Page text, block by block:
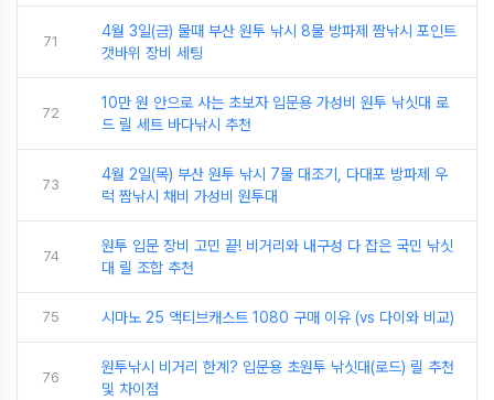
71
4월 3일(금) 물때 부산 원투 낚시 8물 방파제 짬낚시 포인트
갯바위 장비 세팅
72
10만 원 안으로 사는 초보자 입문용 가성비 원투 낚싯대 로
드 릴 세트 바다낚시 추천
73
4월 2일(목) 부산 원투 낚시 7물 대조기, 다대포 방파제 우
럭 짬낚시 채비 가성비 원투대
74
원투 입문 장비 고민 끝! 비거리와 내구성 다 잡은 국민 낚싯
대 릴 조합 추천
75 시마노 25 액티브캐스트 1080 구매 이유 (vs 다이와 비교)
76
원투낚시 비거리 한계? 입문용 초원투 낚싯대(로드) 릴 추천
및 차이점